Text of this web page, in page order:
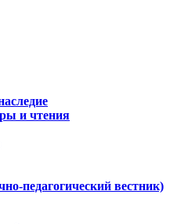
и чтения
педагогический вестник)